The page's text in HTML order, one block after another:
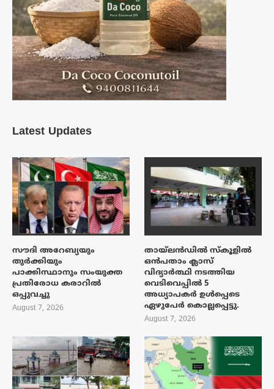
Latest Updates
സൗദി അറേബ്യയും
തുർക്കിയും
പാക്കിസ്ഥാനും സംയുക്ത
പ്രതിരോധ കരാറിൽ
ഒപ്പുവച്ചു
August 7, 2026
തായ്‌ലൻഡിൽ സ്കൂളിൽ
ഒൻപതാം ക്ലാസ്
വിദ്യാർത്ഥി നടത്തിയ
വെടിവെപ്പിൽ 5
അധ്യാപകർ ഉൾപ്പെടെ
ഏഴുപേർ കൊല്ലപ്പെട്ടു.
August 7, 2026